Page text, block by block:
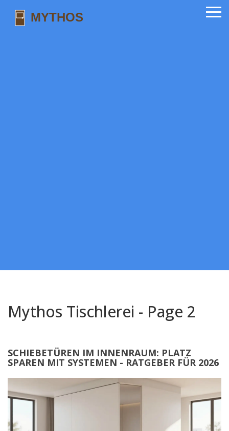
Mythos Tischlerei - Page 2
SCHIEBETÜREN IM INNENRAUM: PLATZ
SPAREN MIT SYSTEMEN - RATGEBER FÜR 2026